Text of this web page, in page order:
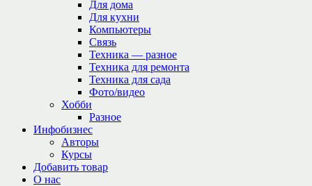
Для дома
Для кухни
Компьютеры
Связь
Техника — разное
Техника для ремонта
Техника для сада
Фото/видео
Хобби
Разное
Инфобизнес
Авторы
Курсы
Добавить товар
О нас